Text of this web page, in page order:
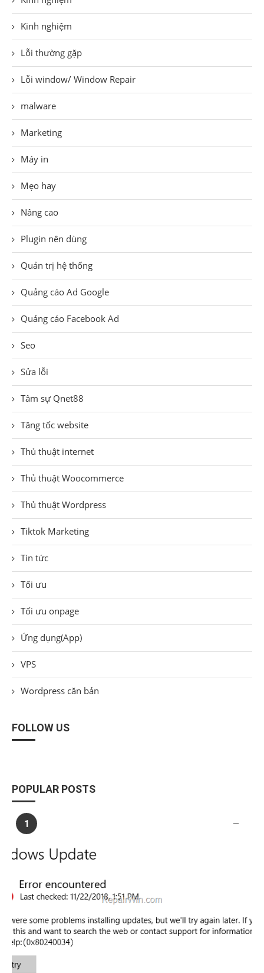
Kinh nghiệm
Lỗi thường gặp
Lỗi window/ Window Repair
malware
Marketing
Máy in
Mẹo hay
Nâng cao
Plugin nên dùng
Quản trị hệ thống
Quảng cáo Ad Google
Quảng cáo Facebook Ad
Seo
Sửa lỗi
Tâm sự Qnet88
Tăng tốc website
Thủ thuật internet
Thủ thuật Woocommerce
Thủ thuật Wordpress
Tiktok Marketing
Tin tức
Tối ưu
Tối ưu onpage
Ứng dụng(App)
VPS
Wordpress căn bản
FOLLOW US
POPULAR POSTS
1